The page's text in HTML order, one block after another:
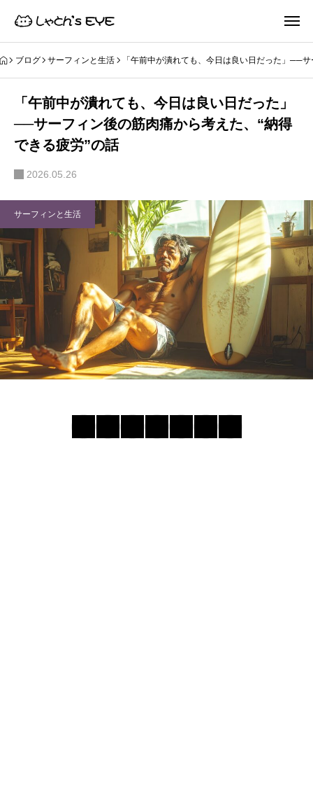
ブログ サーフィンと生活 「午前中が潰れても、今日は良い日だった」──
「午前中が潰れても、今日は良い日だった」
──サーフィン後の筋肉痛から考えた、“納得
できる疲労”の話
2026.05.26
サーフィンと生活